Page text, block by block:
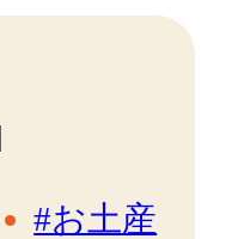
#お土産